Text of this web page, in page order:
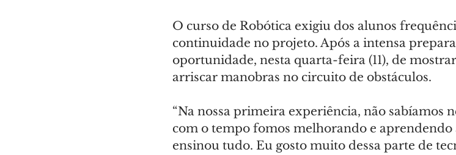
O curso de Robótica exigiu dos alunos
continuidade no projeto. Após a intensa
oportunidade, nesta quarta-feira (11), de
arriscar manobras no circuito de obstáculos.
“Na nossa primeira experiência, não sabíamos
com o tempo fomos melhorando e
ensinou tudo. Eu gosto muito dessa parte de